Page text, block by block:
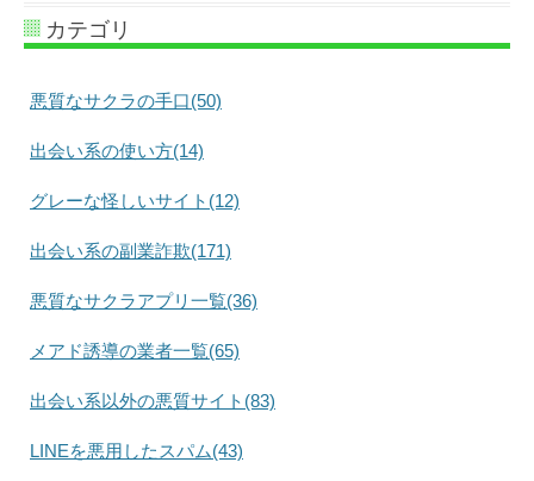
カテゴリ
悪質なサクラの手口(50)
出会い系の使い方(14)
グレーな怪しいサイト(12)
出会い系の副業詐欺(171)
悪質なサクラアプリ一覧(36)
メアド誘導の業者一覧(65)
出会い系以外の悪質サイト(83)
LINEを悪用したスパム(43)